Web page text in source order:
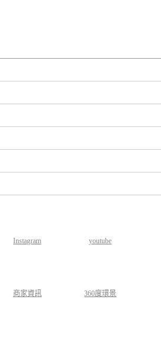
Instagram youtube
商家資訊 360度環景